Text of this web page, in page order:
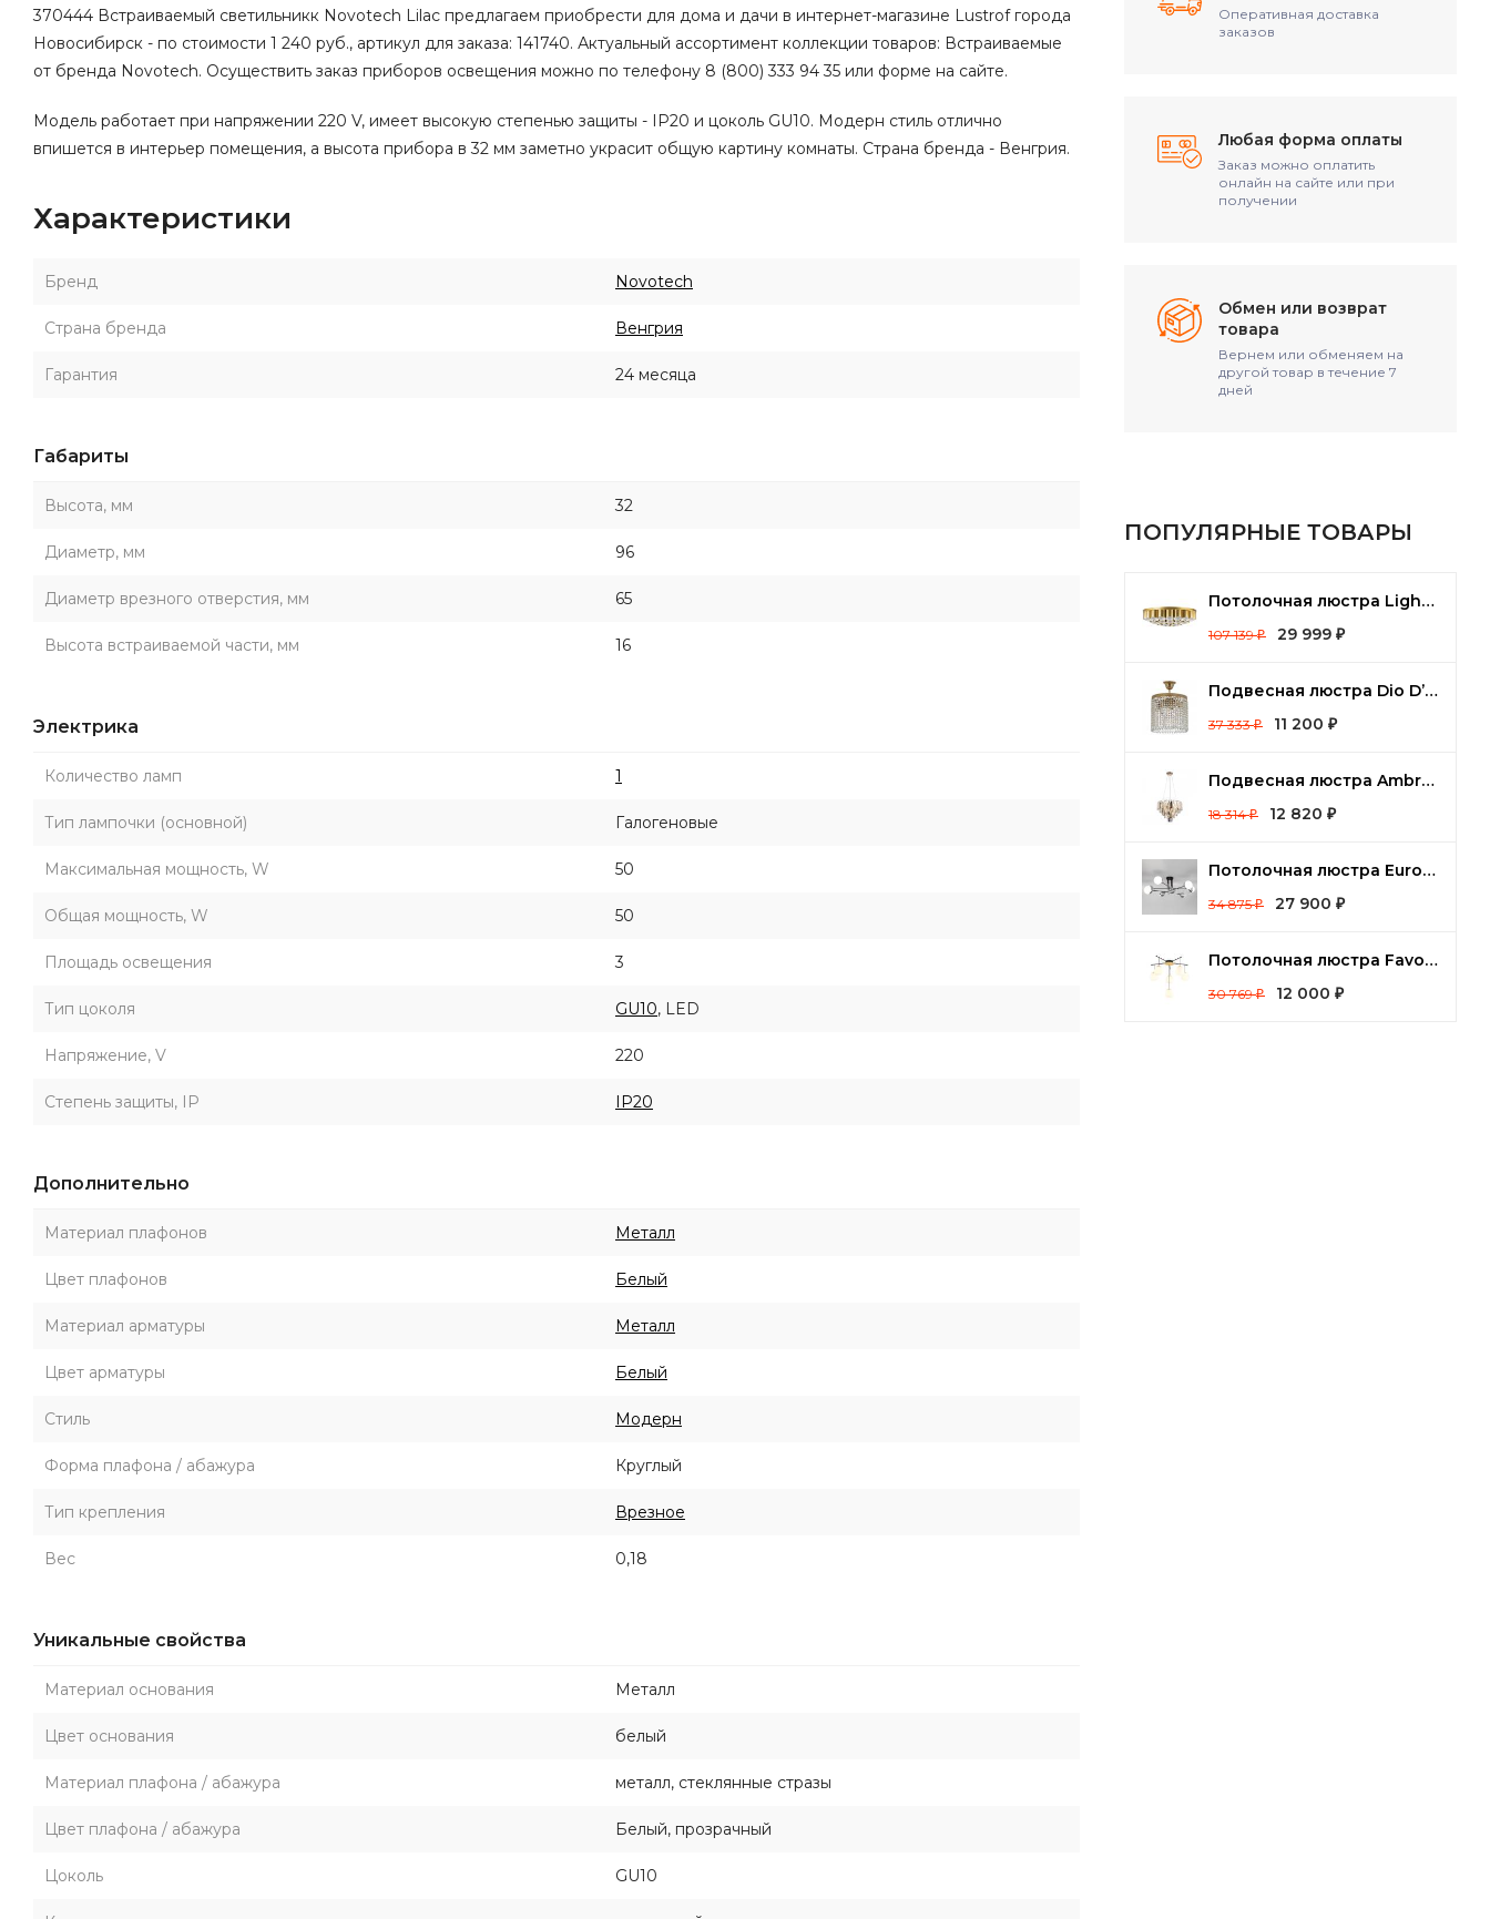
Оперативная доставка
заказов
Любая форма оплаты
Заказ можно оплатить
онлайн на сайте или при
получении
Обмен или возврат
товара
Вернем или обменяем на
другой товар в течение 7
дней
ПОПУЛЯРНЫЕ ТОВАРЫ
Потолочная люстра Lightstar Siena 720402
107 139₽ 29 999 ₽
Подвесная люстра Dio D’Arte Cremono Cremono E 1.2.25.100 G
37 333₽ 11 200 ₽
Подвесная люстра Ambrella Light TR TR5256
18 314₽ 12 820 ₽
Потолочная люстра Eurosvet Nuvola 70129/8 хром
34 875₽ 27 900 ₽
Потолочная люстра Favourite Paramount 3047-6P
30 769₽ 12 000 ₽
370444 Встраиваемый светильникк Novotech Lilac предлагаем приобрести для дома и дачи в интернет-магазине Lustrof города
Новосибирск - по стоимости 1 240 руб., артикул для заказа: 141740. Актуальный ассортимент коллекции товаров: Встраиваемые
от бренда Novotech. Осуществить заказ приборов освещения можно по телефону 8 (800) 333 94 35 или форме на сайте.
Модель работает при напряжении 220 V, имеет высокую степенью защиты - IP20 и цоколь GU10. Модерн стиль отлично
впишется в интерьер помещения, а высота прибора в 32 мм заметно украсит общую картину комнаты. Страна бренда - Венгрия.
Характеристики
Бренд Novotech
Страна бренда Венгрия
Гарантия 24 месяца
Габариты
Высота, мм 32
Диаметр, мм 96
Диаметр врезного отверстия, мм 65
Высота встраиваемой части, мм 16
Электрика
Количество ламп 1
Тип лампочки (основной) Галогеновые
Максимальная мощность, W 50
Общая мощность, W 50
Площадь освещения 3
Тип цоколя GU10, LED
Напряжение, V 220
Степень защиты, IP IP20
Дополнительно
Материал плафонов Металл
Цвет плафонов Белый
Материал арматуры Металл
Цвет арматуры Белый
Стиль Модерн
Форма плафона / абажура Круглый
Тип крепления Врезное
Вес 0,18
Уникальные свойства
Материал основания Металл
Цвет основания белый
Материал плафона / абажура металл, стеклянные стразы
Цвет плафона / абажура Белый, прозрачный
Цоколь GU10